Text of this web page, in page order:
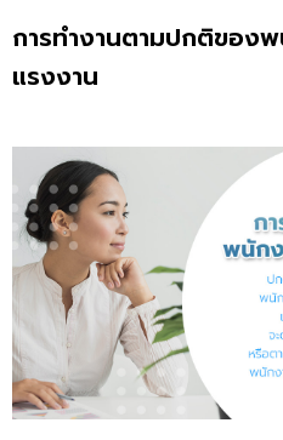
การทำงานตามปกติของ
แรงงาน